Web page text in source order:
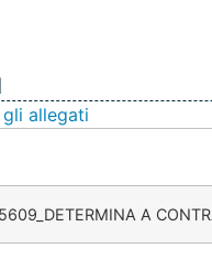
allegati
A